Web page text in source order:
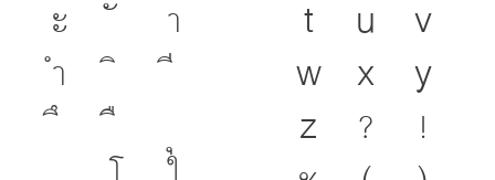
ะ
า
ำ
t
u
v
w x
y
z
?
!